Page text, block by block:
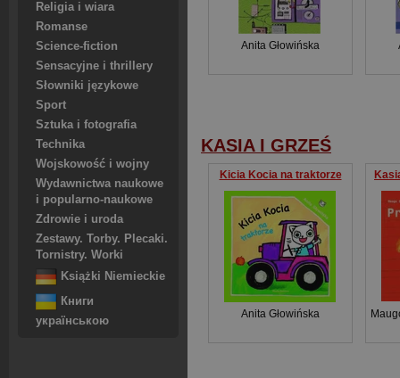
Religia i wiara
Romanse
Science-fiction
Sensacyjne i thrillery
Słowniki językowe
Sport
Sztuka i fotografia
Technika
Wojskowość i wojny
Wydawnictwa naukowe
i popularno-naukowe
Zdrowie i uroda
Zestawy. Torby. Plecaki.
Tornistry. Worki
Książki Niemieckie
Книги
українською
Anita Głowińska
KASIA I GRZEŚ
Kicia Kocia na traktorze
Anita Głowińska